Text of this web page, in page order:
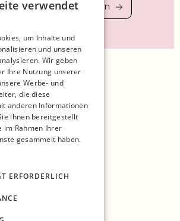
Mehr erfahren
Essen & Trinken
Startseite
Einkaufen
Saisons
Unsere Partner
ENGLISH
SPANISH
NORWEGIAN
verwendet
um Inhalte und
und unseren
Wir geben
Ihre Nutzung unserer
Werbe- und
die diese
anderen Informationen
ihnen bereitgestellt
im Rahmen Ihrer
gesammelt haben.
ERFORDERLICH